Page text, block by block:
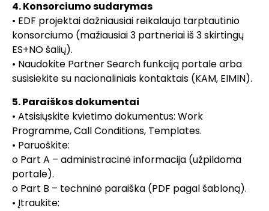
4. Konsorciumo sudarymas
• EDF projektai dažniausiai reikalauja tarptautinio
konsorciumo (mažiausiai 3 partneriai iš 3 skirtingų
ES+NO šalių).
• Naudokite Partner Search funkciją portale arba
susisiekite su nacionaliniais kontaktais (KAM, EIMIN).
5. Paraiškos dokumentai
• Atsisiųskite kvietimo dokumentus: Work
Programme, Call Conditions, Templates.
• Paruoškite:
o Part A – administracinė informacija (užpildoma
portale).
o Part B – techninė paraiška (PDF pagal šabloną).
• Įtraukite: